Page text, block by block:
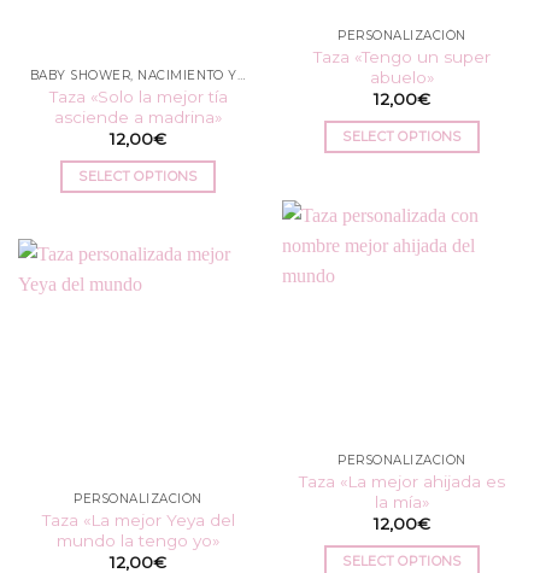
página
de
producto
PERSONALIZACIÓN
Taza «Tengo un super
abuelo»
12,00€
SELECT OPTIONS
BABY SHOWER, NACIMIENTO Y BAUTIZO
Taza «Solo la mejor tía
asciende a madrina»
12,00€
SELECT OPTIONS
PERSONALIZACIÓN
Taza «La mejor ahijada es
la mía»
12,00€
SELECT OPTIONS
PERSONALIZACIÓN
Taza «La mejor Yeya del
mundo la tengo yo»
12,00€